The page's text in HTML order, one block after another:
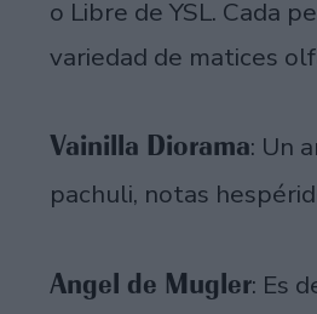
o Libre de YSL. Cada
variedad de matices
Vainilla Diorama: Un
pachuli, notas
Angel de Mugler: Es